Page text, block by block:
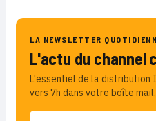
LA NEWSLETTER
L'actu du channel
L'essentiel de la distribution
vers 7h dans votre boîte mail.